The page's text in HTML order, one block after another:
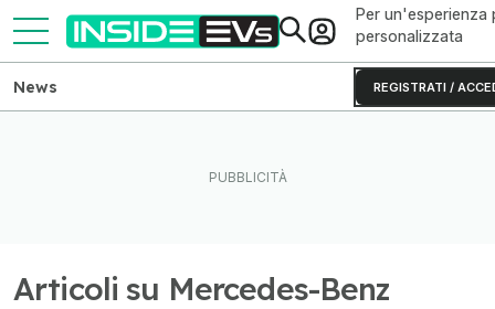
Per un'esperienza
personalizzata
REGISTRATI /
News
Articoli su Mercedes-Benz